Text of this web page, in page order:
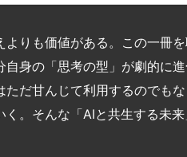
よりも価値がある。この一冊
自身の「思考の型」が劇的に
ただ甘んじて利用するのでも
く。そんな「AIと共生する未